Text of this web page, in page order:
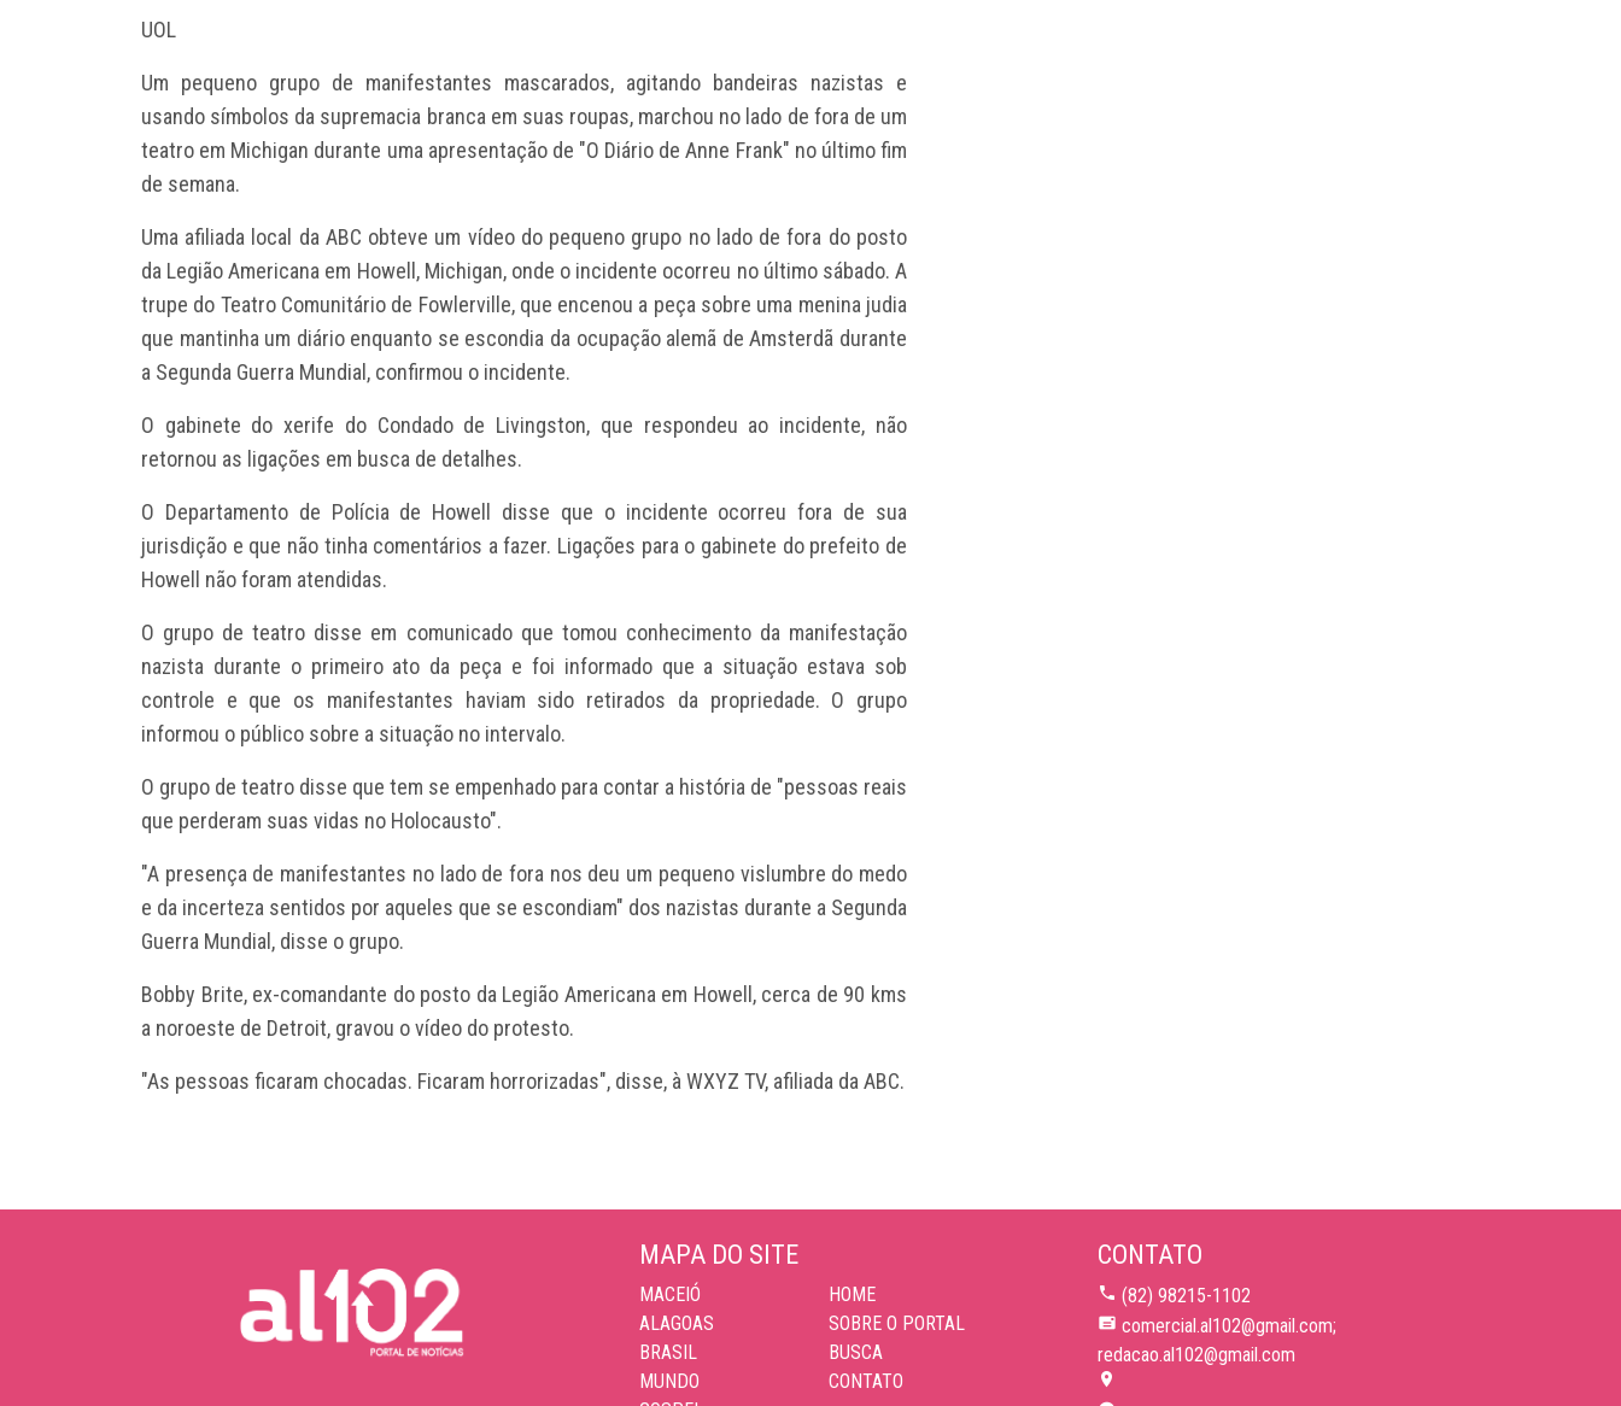
UOL
Um pequeno grupo de manifestantes mascarados, agitando bandeiras nazistas e
usando símbolos da supremacia branca em suas roupas, marchou no lado de fora de um
teatro em Michigan durante uma apresentação de "O Diário de Anne Frank" no último fim
de semana.
Uma afiliada local da ABC obteve um vídeo do pequeno grupo no lado de fora do posto
da Legião Americana em Howell, Michigan, onde o incidente ocorreu no último sábado. A
trupe do Teatro Comunitário de Fowlerville, que encenou a peça sobre uma menina judia
que mantinha um diário enquanto se escondia da ocupação alemã de Amsterdã durante
a Segunda Guerra Mundial, confirmou o incidente.
O gabinete do xerife do Condado de Livingston, que respondeu ao incidente, não
retornou as ligações em busca de detalhes.
O Departamento de Polícia de Howell disse que o incidente ocorreu fora de sua
jurisdição e que não tinha comentários a fazer. Ligações para o gabinete do prefeito de
Howell não foram atendidas.
O grupo de teatro disse em comunicado que tomou conhecimento da manifestação
nazista durante o primeiro ato da peça e foi informado que a situação estava sob
controle e que os manifestantes haviam sido retirados da propriedade. O grupo
informou o público sobre a situação no intervalo.
O grupo de teatro disse que tem se empenhado para contar a história de "pessoas reais
que perderam suas vidas no Holocausto".
"A presença de manifestantes no lado de fora nos deu um pequeno vislumbre do medo
e da incerteza sentidos por aqueles que se escondiam" dos nazistas durante a Segunda
Guerra Mundial, disse o grupo.
Bobby Brite, ex-comandante do posto da Legião Americana em Howell, cerca de 90 kms
a noroeste de Detroit, gravou o vídeo do protesto.
"As pessoas ficaram chocadas. Ficaram horrorizadas", disse, à WXYZ TV, afiliada da ABC.
MAPA DO SITE
MACEIÓ
ALAGOAS
BRASIL
MUNDO
HOME
SOBRE O PORTAL
BUSCA
CONTATO
CONTATO
(82) 98215-1102
comercial.al102@gmail.com;
redacao.al102@gmail.com